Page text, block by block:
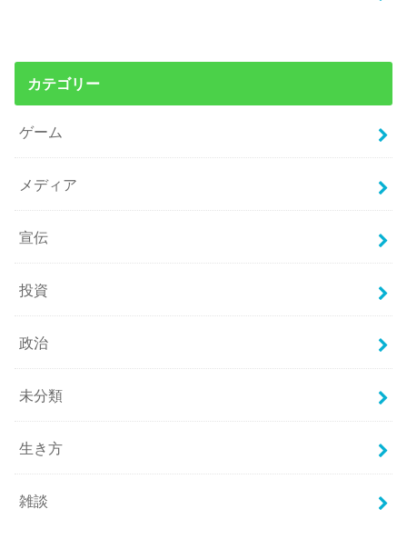
カテゴリー
ゲーム
メディア
宣伝
投資
政治
未分類
生き方
雑談